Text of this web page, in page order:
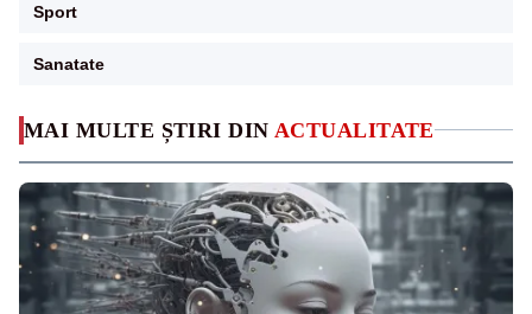
MAI MULTE ȘTIRI DIN ACTUALITATE
Sport
Sanatate